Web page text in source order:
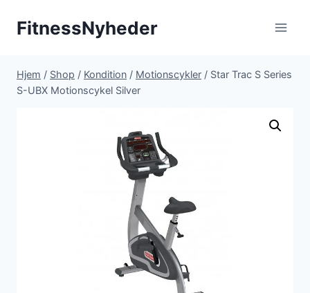
FitnessNyheder
Hjem / Shop / Kondition / Motionscykler / Star Trac S Series
S-UBX Motionscykel Silver